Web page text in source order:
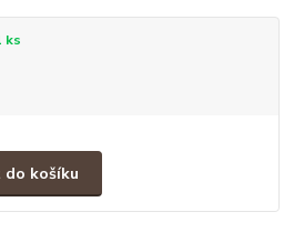
ks
do košíku